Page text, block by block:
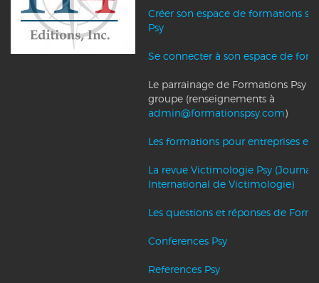
Créer son espace de formations
Psy
Se connecter à son espace de
Le parrainage de Formations Psy
groupe (renseignements à
admin@formationspsy.com)
Les formations pour entreprises et
La revue Victimologie Psy (Journal
International de Victimologie)
Les questions et réponses de
Conferences Psy
References Psy